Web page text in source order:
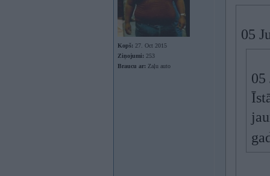
Kopš: 27. Oct 2015
Ziņojumi: 253
Braucu ar: Zaļu auto
05
05